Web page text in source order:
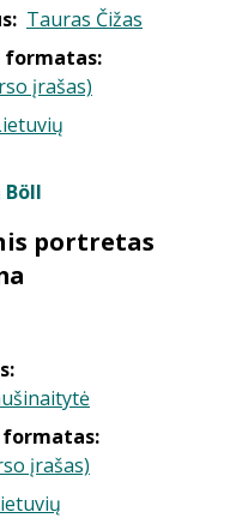
Tauras Čižas
formatas:
įrašas)
Böll
portretas
įrašas)